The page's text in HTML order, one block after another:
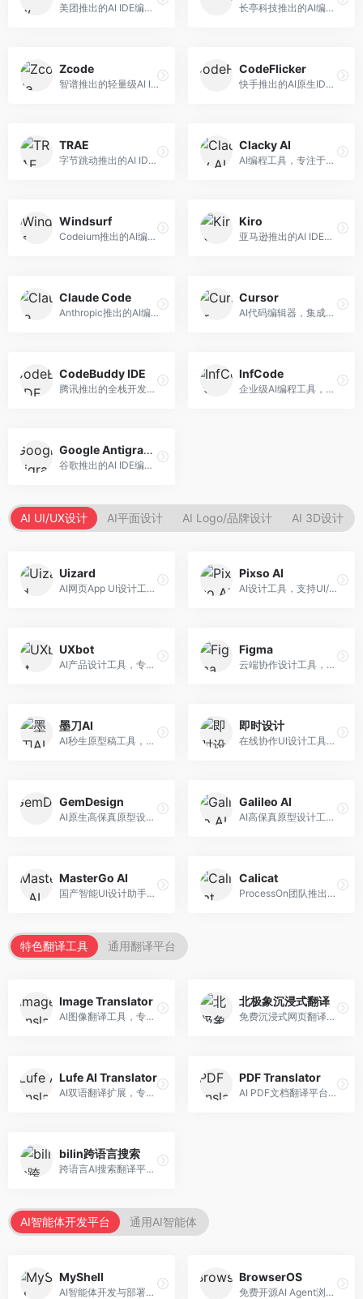
美团推出的AI IDE编程工具，专注于本地开发生态。面向开发者，提供智能代码补全、代码生成、项目管理等服务，本地开发体验好。 长亭科技推出的AI编程助手，专注于安全开发。面向开发者，提供代码生成、安全检测、漏洞修复等服务，安全开发能力强。
Zcode
智谱推出的轻量级AI IDE，基于GLM模型。面向开发者，提供智能代码补全、代码生成、错误检测等服务，中文编程支持好。
CodeFlicker
快手推出的AI原生IDE，专注于短视频相关开发。面向快手生态开发者，提供代码生成、调试辅助等服务，与快手开发生态深度整合。
TRAE
字节跳动推出的AI IDE编程工具，深度集成大模型能力。面向开发者，提供智能代码补全、代码解释、重构优化等服务，编程效率显著提升。
Clacky AI
AI编程工具，专注于代码智能生成与优化。面向开发者，提供代码生成、代码重构、错误修复等服务，编程效率高。
Windsurf
Codeium推出的AI编程工具，专注于代码智能辅助。面向开发者，提供代码补全、代码生成、代码解释等服务，多语言支持完善。
Kiro
亚马逊推出的AI IDE，深度整合AWS云服务。面向AWS开发者，提供代码生成、云服务集成、部署自动化等服务，与AWS生态无缝衔接。
Claude Code
Anthropic推出的AI编程工具，基于Claude模型。面向开发者，提供代码生成、代码审查、调试辅助等服务，代码质量高，推理能力强。
Cursor
AI代码编辑器，集成GPT-4模型，专注于智能编程辅助。面向开发者，提供代码生成、代码解释、错误修复等服务，编程体验流畅，开发效率高。
CodeBuddy IDE
腾讯推出的全栈开发AI IDE，整合腾讯云服务。面向开发者，提供代码生成、调试辅助、部署服务等功能，与腾讯云生态深度整合。
InfCode
企业级AI编程工具，专注于团队协作开发。面向企业开发团队，提供代码生成、代码审查、团队协作等服务，企业级功能完善。
Google Antigravity
谷歌推出的AI IDE编程智能体，整合Google Cloud服务。面向谷歌生态开发者，提供智能编程辅助、云服务集成等功能。
AI UI/UX设计 AI平面设计 AI Logo/品牌设计 AI 3D设计
Uizard
AI网页App UI设计工具，专注于快速界面生成。面向产品经理和设计师，提供线框图转UI、界面生成、设计优化等服务，设计速度快。
Pixso AI
AI设计工具，支持UI/UX设计全流程。面向设计师和产品团队，提供界面生成、设计优化、协作评审等服务，国产替代方案，团队协作便捷。
UXbot
AI产品设计工具，专注于用户体验优化。面向UX设计师，提供用户研究、设计建议、可用性测试等服务，UX设计支持完善。
Figma
云端协作设计工具，整合AI设计辅助功能。面向UI/UX设计师和产品团队，提供界面设计、原型制作、团队协作等服务，协作功能强大，是UI设计领域的标杆产品。
墨刀AI
AI秒生原型稿工具，专注于快速原型设计。面向产品经理和设计师，提供原型生成、交互设计、团队协作等服务，原型制作效率高。
即时设计
在线协作UI设计工具，整合AI设计功能。面向设计师和产品团队，提供界面设计、原型制作、设计资源库等服务，国产协作设计平台。
GemDesign
AI原生高保真原型设计工具，专注于智能设计生成。面向设计师，提供界面生成、设计优化、原型制作等服务，设计自动化程度高。
Galileo AI
AI高保真原型设计工具，专注于UI界面生成。面向设计师和产品团队，提供界面生成、交互设计、设计优化等服务，界面质量高。
MasterGo AI
国产智能UI设计助手，专注于界面设计自动化。面向UI设计师，提供界面生成、组件设计、设计系统构建等服务，中文用户适配性好。
Calicat
ProcessOn团队推出的产设研协作平台，整合设计与协作功能。面向产品团队，提供设计协作、文档管理、团队沟通等服务，产研协作便捷。
特色翻译工具 通用翻译平台
Image Translator
AI图像翻译工具，专注于图片文字翻译。面向设计师和电商从业者，提供图片文字识别、翻译、替换等服务，图像翻译效果好。
北极象沉浸式翻译
免费沉浸式网页翻译工具，专注于阅读体验。面向普通用户，提供网页双语翻译、文档翻译等服务，免费使用，翻译质量高。
Lufe AI Translator
AI双语翻译扩展，专注于浏览器翻译场景。面向外语内容阅读者，提供网页双语翻译、划词翻译等服务，浏览器集成便捷。
PDF Translator
AI PDF文档翻译平台，专注于文档本地化。面向商务人士，提供PDF翻译、格式保留、批量处理等服务，文档翻译专业。
bilin跨语言搜索
跨语言AI搜索翻译平台，专注于信息获取。面向研究者和内容创作者，提供跨语言搜索、内容翻译、信息整合等服务，跨语言检索能力强。
AI智能体开发平台 通用AI智能体
MyShell
AI智能体开发与部署平台，专注于语音交互智能体。面向开发者，提供语音智能体创建、部署服务、社区分享等功能，语音交互能力强。
BrowserOS
免费开源AI Agent浏览器，专注于浏览器自动化。面向开发者，提供浏览器控制、任务自动化、API接口等服务，开源免费。